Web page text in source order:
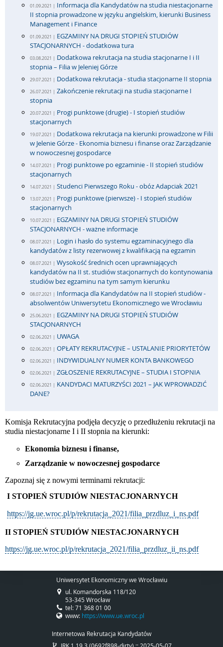
01.09.2021 | Informacja dla Kandydatów na studia niestacjonarne
II stopnia prowadzone w języku angielskim, kierunki Business
Management i Finance
01.09.2021 | EGZAMINY NA DRUGI STOPIEŃ STUDIÓW
STACJONARNYCH - dodatkowa tura
03.08.2021 | Dodatkowa rekrutacja na studia stacjonarne I i II
stopnia – Filia w Jeleniej Górze
29.07.2021 | Dodatkowa rekrutacja - studia stacjonarne II stopnia
26.07.2021 | Zakończenie rekrutacji na studia stacjonarne I
stopnia
20.07.2021 | Progi punktowe (drugie) - I stopień studiów
stacjonarnych
19.07.2021 | Dodatkowa rekrutacja na kierunki prowadzone w Filii
w Jelenie Górze - Ekonomia biznesu i finanse oraz Zarządzanie
w nowoczesnej gospodarce
14.07.2021 | Progi punktowe po egzaminie - II stopień studiów
stacjonarnych
14.07.2021 | Studenci Pierwszego Roku - obóz Adapciak 2021
13.07.2021 | Progi punktowe (pierwsze) - I stopień studiów
stacjonarnych
10.07.2021 | EGZAMINY NA DRUGI STOPIEŃ STUDIÓW
STACJONARNYCH - ważne informacje
08.07.2021 | Login i hasło do systemu egzaminacyjnego dla
kandydatów z listy rezerwowej z kwalifikacją na egzamin
08.07.2021 | Wysokość średnich ocen uprawniających
kandydatów na II st. studiów stacjonarnych do kontynowania
studiów bez egzaminu na tym samym kierunku
08.07.2021 | Informacja dla Kandydatów na II stopień studiów -
absolwentów Uniwersytetu Ekonomicznego we Wrocławiu
25.06.2021 | EGZAMINY NA DRUGI STOPIEŃ STUDIÓW
STACJONARNYCH
02.06.2021 | UWAGA
02.06.2021 | OPŁATY REKRUTACYJNE – USTALANIE PRIORYTETÓW
02.06.2021 | INDYWIDUALNY NUMER KONTA BANKOWEGO
02.06.2021 | ZGŁOSZENIE REKRUTACYJNE – STUDIA I STOPNIA
02.06.2021 | KANDYDACI MATURZYŚCI 2021 – JAK WPROWADZIĆ
DANE?
Komisja Rekrutacyjna podjęła decyzję o przedłużeniu rekrutacji na
studia niestacjonarne I i II stopnia na kierunki:
Ekonomia biznesu i finanse,
Zarządzanie w nowoczesnej gospodarce
Zapoznaj się z nowymi terminami rekrutacji:
I STOPIEŃ STUDIÓW NIESTACJONARNYCH
https://jg.ue.wroc.pl/p/rekrutacja_2021/filia_przdluz_i_ns.pdf
II STOPIEŃ STUDIÓW NIESTACJONARNYCH
https://jg.ue.wroc.pl/p/rekrutacja_2021/filia_przdluz_ii_ns.pdf
Uniwersytet Ekonomiczny we Wrocławiu
ul. Komandorska 118/120
53-345 Wrocław
tel: 71 368 01 00
www: https://www.ue.wroc.pl
Internetowa Rekrutacja Kandydatów